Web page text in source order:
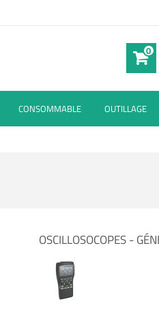
0
CONSOMMABLE OUTILLAGE
OSCILLOSOCOPES -